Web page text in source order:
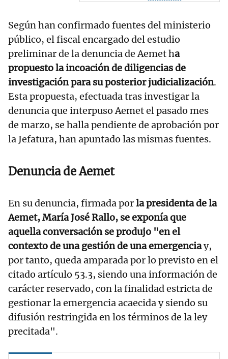
Según han confirmado fuentes del ministerio
público, el fiscal encargado del estudio
preliminar de la denuncia de Aemet ha
propuesto la incoación de diligencias de
investigación para su posterior judicialización.
Esta propuesta, efectuada tras investigar la
denuncia que interpuso Aemet el pasado mes
de marzo, se halla pendiente de aprobación por
la Jefatura, han apuntado las mismas fuentes.
Denuncia de Aemet
En su denuncia, firmada porla presidenta de la
Aemet, María José Rallo, se exponía que
aquella conversación se produjo "en el
contexto de una gestión de una emergenciay,
por tanto, queda amparada por lo previsto en el
citado artículo 53.3, siendo una información de
carácter reservado, con la finalidad estricta de
gestionar la emergencia acaecida y siendo su
difusión restringida en los términos de la ley
precitada".